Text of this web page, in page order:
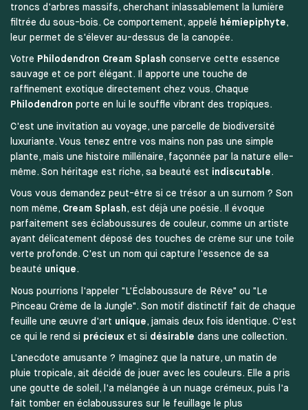
troncs d'arbres massifs, cherchant inlassablement la lumière
filtrée du sous-bois. Ce comportement, appelé hémiepiphyte,
leur permet de s'élever au-dessus de la canopée.
Votre Philodendron Cream Splash conserve cette essence
sauvage et ce port élégant. Il apporte une touche de
raffinement exotique directement chez vous. Chaque
Philodendron porte en lui le souffle vibrant des tropiques.
C'est une invitation au voyage, une parcelle de biodiversité
luxuriante. Vous tenez entre vos mains non pas une simple
plante, mais une histoire millénaire, façonnée par la nature elle-
même. Son héritage est riche, sa beauté est indiscutable .
Vous vous demandez peut-être si ce trésor a un surnom ? Son
nom même, Cream Splash, est déjà une poésie. Il évoque
parfaitement ses éclaboussures de couleur, comme un artiste
ayant délicatement déposé des touches de crème sur une toile
verte profonde. C'est un nom qui capture l'essence de sa
beauté unique.
Nous pourrions l'appeler "L'Éclaboussure de Rêve" ou "Le
Pinceau Crème de la Jungle". Son motif distinctif fait de chaque
feuille une œuvre d'art unique , jamais deux fois identique. C'est
ce qui le rend si précieuxet si désirable dans une collection.
L'anecdote amusante ? Imaginez que la nature, un matin de
pluie tropicale, ait décidé de jouer avec les couleurs. Elle a pris
une goutte de soleil, l'a mélangée à un nuage crémeux, puis l'a
fait tomber en éclaboussures sur le feuillage le plus